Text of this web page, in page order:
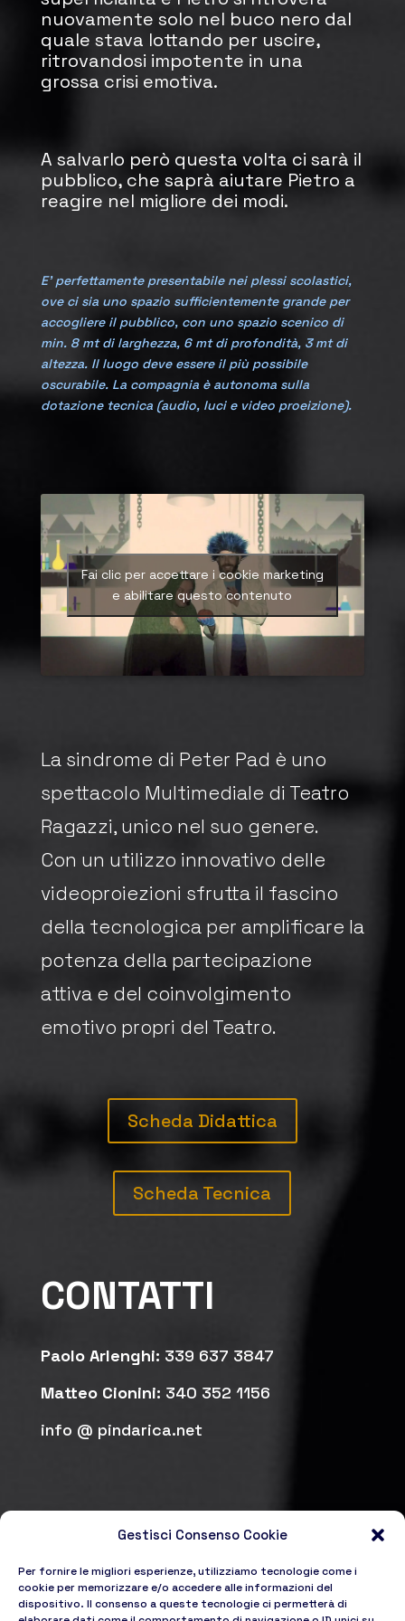
Gestisci Consenso Cookie
Per fornire le migliori esperienze, utilizziamo tecnologie come i
cookie per memorizzare e/o accedere alle informazioni del
dispositivo. Il consenso a queste tecnologie ci permetterà di
nuovamente solo nel buco nero dal
quale stava lottando per uscire,
ritrovandosi impotente in una
grossa crisi emotiva.
A salvarlo però questa volta ci sarà il
pubblico, che saprà aiutare Pietro a
reagire nel migliore dei modi.
E’ perfettamente presentabile nei plessi scolastici,
ove ci sia uno spazio sufficientemente grande per
accogliere il pubblico, con uno spazio scenico di
min. 8 mt di larghezza, 6 mt di profondità, 3 mt di
altezza. Il luogo deve essere il più possibile
oscurabile. La compagnia è autonoma sulla
dotazione tecnica (audio, luci e video proeizione).
Fai clic per accettare i cookie marketing
e abilitare questo contenuto
La sindrome di Peter Pad è uno
spettacolo Multimediale di Teatro
Ragazzi, unico nel suo genere.
Con un utilizzo innovativo delle
videoproiezioni sfrutta il fascino
della tecnologica per amplificare la
potenza della partecipazione
attiva e del coinvolgimento
emotivo propri del Teatro.
Scheda Didattica
Scheda Tecnica
CONTATTI
Paolo Arlenghi: 339 637 3847
Matteo Cionini: 340 352 1156
info @ pindarica.net